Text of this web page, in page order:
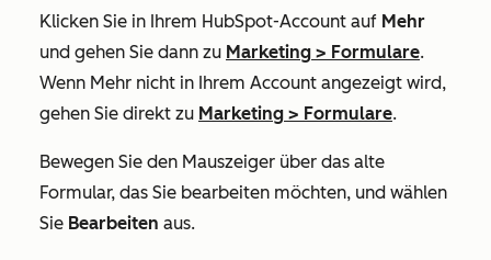
Klicken Sie in Ihrem HubSpot-Account auf Mehr
und gehen Sie dann zu Marketing > Formulare.
Wenn Mehr nicht in Ihrem Account angezeigt wird,
gehen Sie direkt zu Marketing > Formulare.
Bewegen Sie den Mauszeiger über das alte
Formular, das Sie bearbeiten möchten, und wählen
Sie Bearbeiten aus.